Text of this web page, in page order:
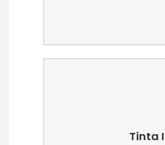
Tinta